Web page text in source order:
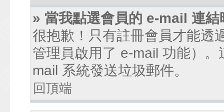
» 當我點選會員的 e-mail 連
很抱歉！只有註冊會員才能透
管理員啟用了 e-mail 功能）
mail 系統發送垃圾郵件。
回頂端